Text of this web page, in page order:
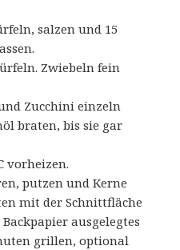
salzen und 15
Zwiebeln fein
Zucchini einzeln
braten, bis sie gar
vorheizen.
putzen und Kerne
mit der Schnittfläche
ausgelegtes
grillen, optional